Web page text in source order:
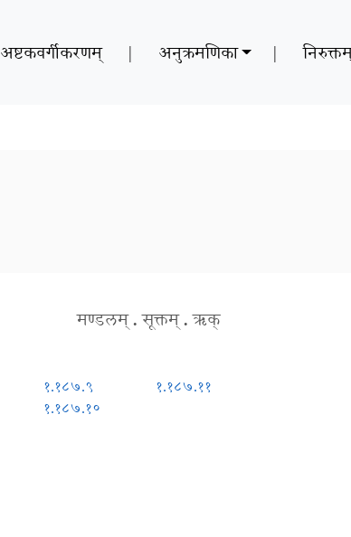
अष्टकवर्गीकरणम् | अनुक्रमणिका |
मण्डलम् . सूक्तम् . ऋक्
१.१८७.९
१.१८७.१०
१.१८७.११